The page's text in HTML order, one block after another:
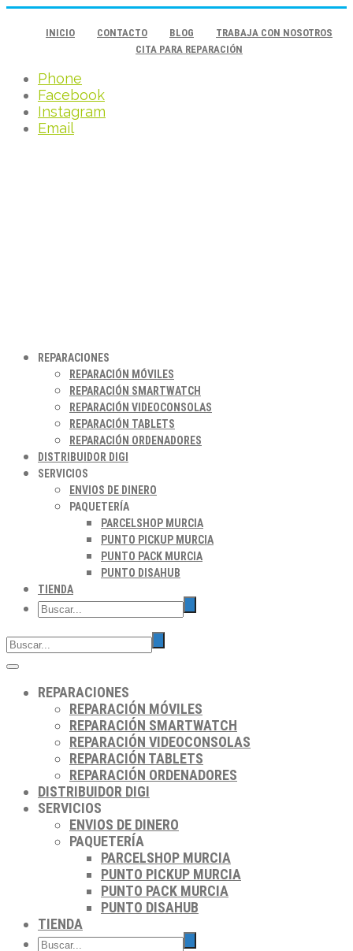
INICIO CONTACTO BLOG
TRABAJA CON NOSOTROS
CITA PARA REPARACIÓN
Phone
Facebook
Instagram
Email
REPARACIONES
REPARACIÓN MÓVILES
REPARACIÓN SMARTWATCH
REPARACIÓN VIDEOCONSOLAS
REPARACIÓN TABLETS
REPARACIÓN ORDENADORES
DISTRIBUIDOR DIGI
SERVICIOS
ENVIOS DE DINERO
PAQUETERÍA
PARCELSHOP MURCIA
PUNTO PICKUP MURCIA
PUNTO PACK MURCIA
PUNTO DISAHUB
TIENDA
REPARACIONES
REPARACIÓN MÓVILES
REPARACIÓN SMARTWATCH
REPARACIÓN VIDEOCONSOLAS
REPARACIÓN TABLETS
REPARACIÓN ORDENADORES
DISTRIBUIDOR DIGI
SERVICIOS
ENVIOS DE DINERO
PAQUETERÍA
PARCELSHOP MURCIA
PUNTO PICKUP MURCIA
PUNTO PACK MURCIA
PUNTO DISAHUB
TIENDA